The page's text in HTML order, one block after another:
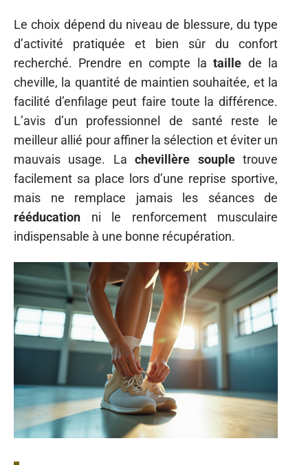
Le choix dépend du niveau de blessure, du type
d’activité pratiquée et bien sûr du confort
recherché. Prendre en compte lataille de la
cheville, la quantité de maintien souhaitée, et la
facilité d’enfilage peut faire toute la différence.
L’avis d’un professionnel de santé reste le
meilleur allié pour affiner la sélection et éviter un
mauvais usage. Lachevillère soupletrouve
facilement sa place lors d’une reprise sportive,
mais ne remplace jamais les séances de
rééducation ni le renforcement musculaire
indispensable à une bonne récupération.